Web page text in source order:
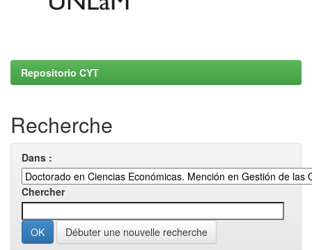
Repositorio CYT
Recherche
Dans :
Chercher
Débuter une nouvelle recherche